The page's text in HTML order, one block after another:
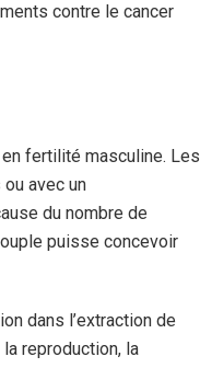
contre le cancer
fertilité masculine. Les
avec un
du nombre de
puisse concevoir
dans l’extraction de
reproduction, la